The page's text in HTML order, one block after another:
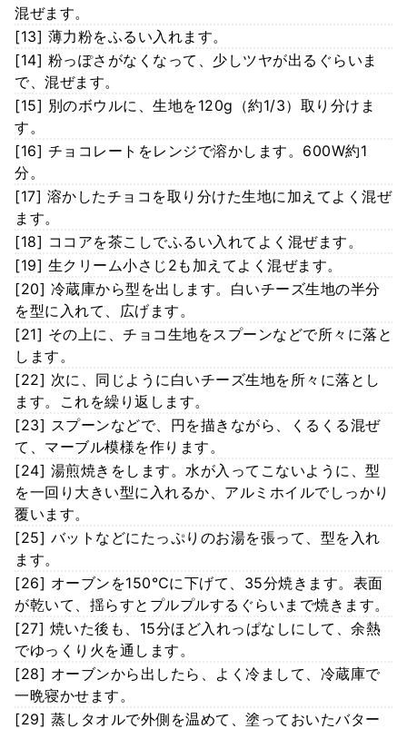
混ぜます。
[13] 薄力粉をふるい入れます。
[14] 粉っぽさがなくなって、少しツヤが出るぐらいま
で、混ぜます。
[15] 別のボウルに、生地を120g（約1/3）取り分けま
す。
[16] チョコレートをレンジで溶かします。600W約1
分。
[17] 溶かしたチョコを取り分けた生地に加えてよく混ぜ
ます。
[18] ココアを茶こしでふるい入れてよく混ぜます。
[19] 生クリーム小さじ2も加えてよく混ぜます。
[20] 冷蔵庫から型を出します。白いチーズ生地の半分
を型に入れて、広げます。
[21] その上に、チョコ生地をスプーンなどで所々に落と
します。
[22] 次に、同じように白いチーズ生地を所々に落とし
ます。これを繰り返します。
[23] スプーンなどで、円を描きながら、くるくる混ぜ
て、マーブル模様を作ります。
[24] 湯煎焼きをします。水が入ってこないように、型
を一回り大きい型に入れるか、アルミホイルでしっかり
覆います。
[25] バットなどにたっぷりのお湯を張って、型を入れ
ます。
[26] オーブンを150℃に下げて、35分焼きます。表面
が乾いて、揺らすとプルプルするぐらいまで焼きます。
[27] 焼いた後も、15分ほど入れっぱなしにして、余熱
でゆっくり火を通します。
[28] オーブンから出したら、よく冷まして、冷蔵庫で
一晩寝かせます。
[29] 蒸しタオルで外側を温めて、塗っておいたバター